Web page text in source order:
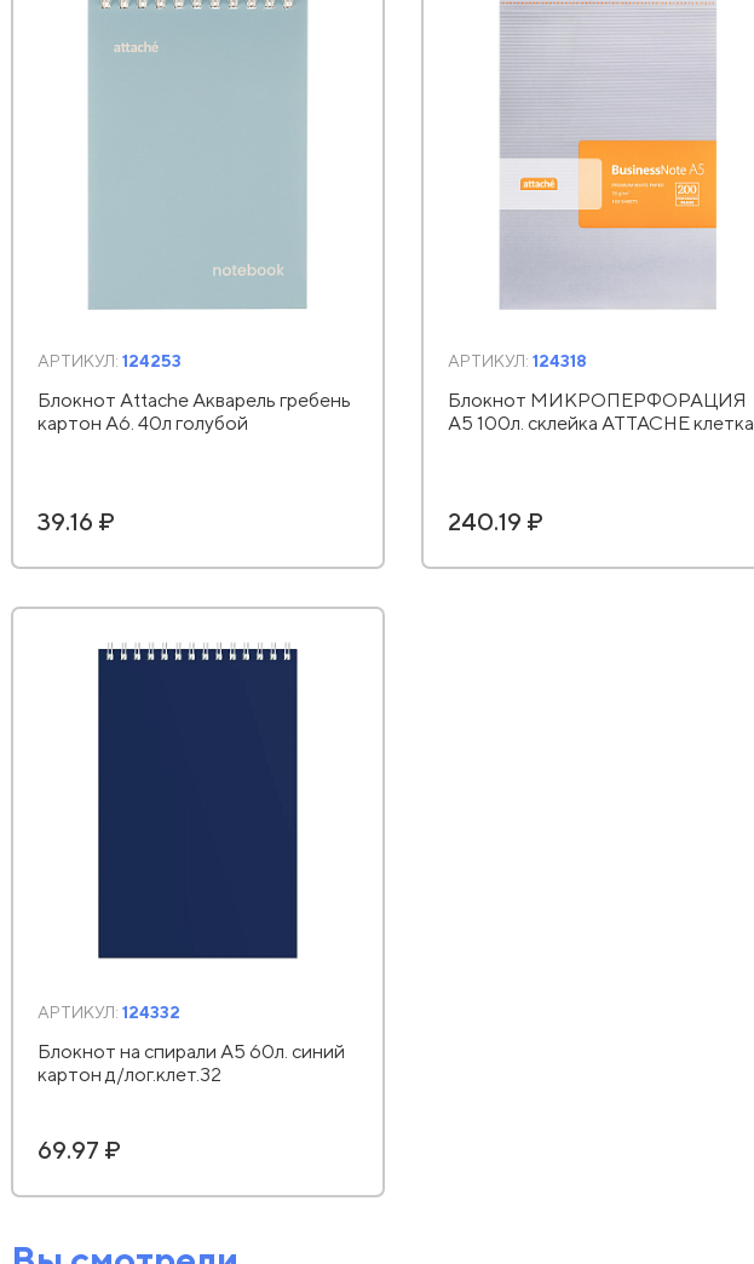
АРТИКУЛ: 124253
Блокнот Attache Акварель гребень
картон А6. 40л голубой
39.16 ₽
АРТИКУЛ: 124318
Блокнот МИКРОПЕРФОРАЦИЯ
А5 100л. склейка ATTACHE клетка
240.19 ₽
АРТИКУЛ: 124332
Блокнот на спирали А5 60л. синий
картон д/лог.клет.32
69.97 ₽